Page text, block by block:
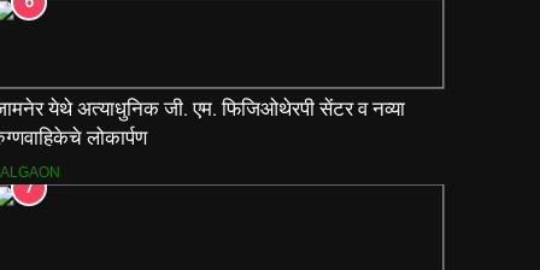
येथे अत्याधुनिक जी. एम. फिजिओथेरपी सेंटर व नव्या
लोकार्पण
7